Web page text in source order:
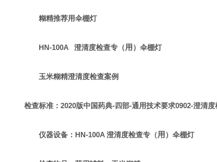
糊精推荐用伞棚灯
HN-100A 澄清度检查专（用 ） 伞棚灯
玉米糊精澄清度检查案例
检查标准：2020版中国药典-四部-通用技术要求0902-澄清度
仪器设备：HN-100A 澄清度检查专（用 ） 伞棚灯